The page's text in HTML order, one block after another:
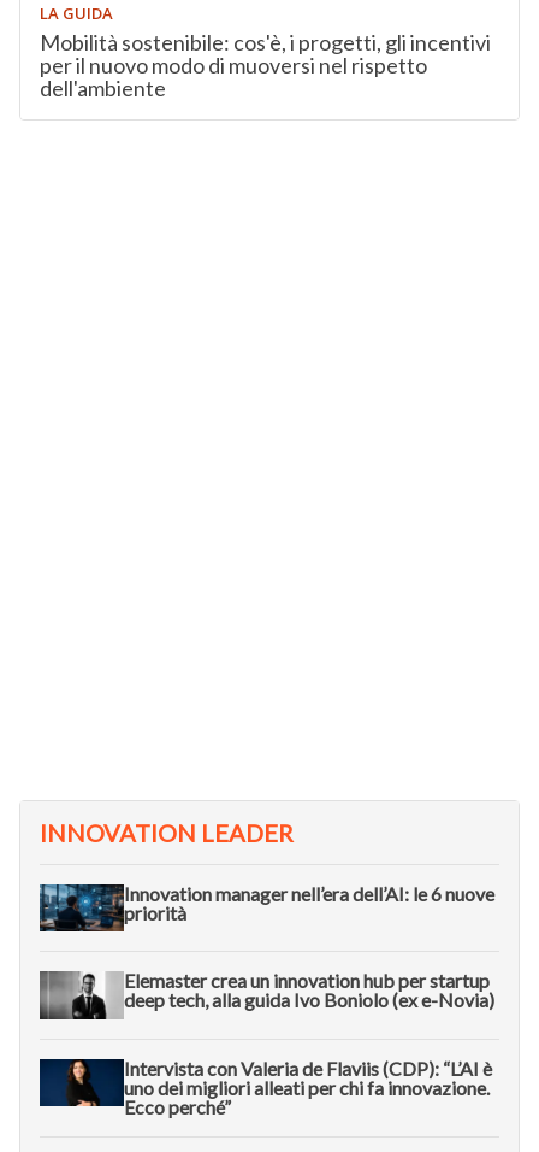
LA GUIDA
Mobilità sostenibile: cos'è, i progetti, gli incentivi
per il nuovo modo di muoversi nel rispetto
dell'ambiente
INNOVATION LEADER
Innovation manager nell’era dell’AI: le 6 nuove
priorità
Elemaster crea un innovation hub per startup
deep tech, alla guida Ivo Boniolo (ex e-Novia)
Intervista con Valeria de Flaviis (CDP): “L’AI è
uno dei migliori alleati per chi fa innovazione.
Ecco perché”